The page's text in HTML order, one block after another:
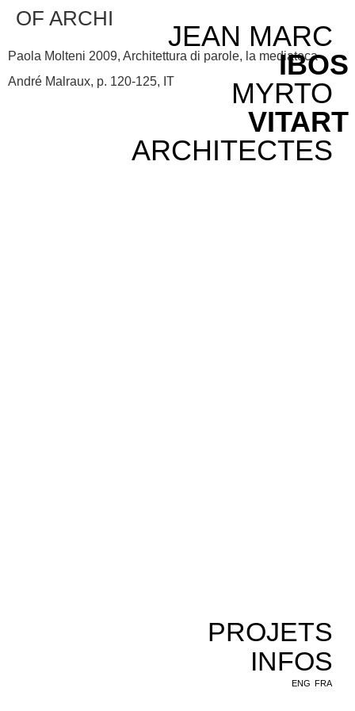
JEAN MARC
IBOS
MYRTO
VITART
ARCHITECTES
PROJETS
INFOS
ENG FRA
OF ARCHI
Paola Molteni 2009, Architettura di parole, la mediateca
André Malraux, p. 120-125, IT